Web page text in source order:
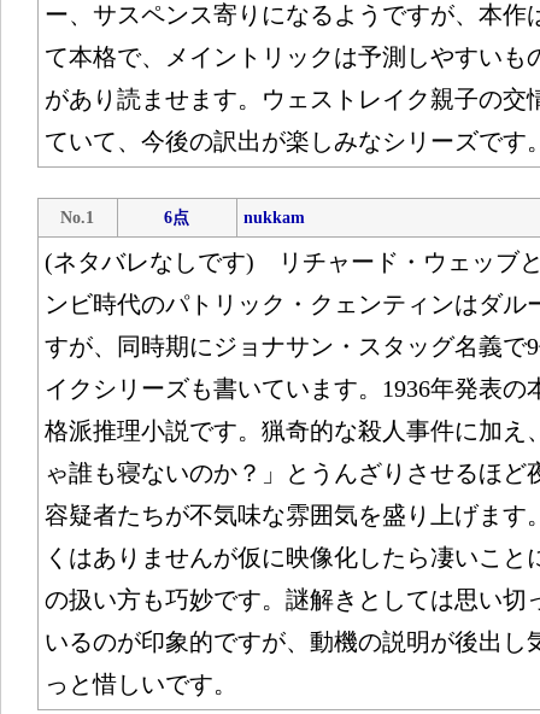
ー、サスペンス寄りになるようですが、本作
て本格で、メイントリックは予測しやすいも
があり読ませます。ウェストレイク親子の交
ていて、今後の訳出が楽しみなシリーズです
No.1 6点 nukkam
(ネタバレなしです) リチャード・ウェッブ
ンビ時代のパトリック・クェンティンはダル
すが、同時期にジョナサン・スタッグ名義で
イクシリーズも書いています。1936年発表の
格派推理小説です。猟奇的な殺人事件に加え
ゃ誰も寝ないのか？」とうんざりさせるほど
容疑者たちが不気味な雰囲気を盛り上げます
くはありませんが仮に映像化したら凄いこと
の扱い方も巧妙です。謎解きとしては思い切
いるのが印象的ですが、動機の説明が後出し
っと惜しいです。